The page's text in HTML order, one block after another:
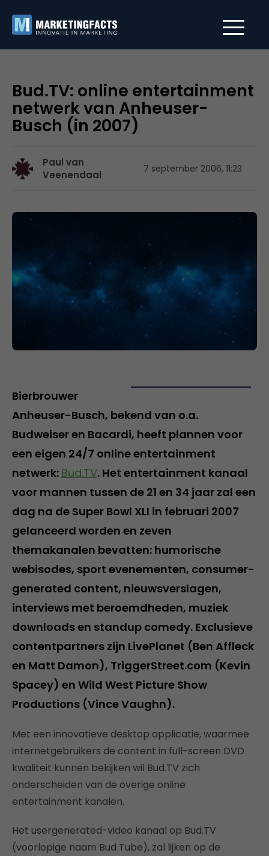
Bud.TV: online entertainment
netwerk van Anheuser-
Busch (in 2007)
Paul van
Veenendaal
7 september 2006, 11:23
Bierbrouwer
Anheuser-Busch, bekend van o.a.
Budweiser en Bacardi, heeft plannen voor
een eigen 24/7 online entertainment
netwerk: Bud.TV. Het entertainment kanaal
voor mannen tussen de 21 en 34 jaar zal een
dag na de Super Bowl XLI in februari 2007
gelanceerd worden en zeven
themakanalen bevatten: humorische
webisodes, sport evenementen, consumer-
generated content, nieuwsverslagen,
interviews met beroemdheden, muziek
downloads en standup comedy. Exclusieve
contentpartners zijn LivePlanet (Ben Affleck
en Matt Damon), TriggerStreet.com (Kevin
Spacey) en Wild West Picture Show
Productions (Vince Vaughn).
Met een innovatieve desktop applicatie, waarmee
internetgebruikers de content in full-screen DVD
kwaliteit kunnen bekijken wil Bud.TV zich
onderscheiden van de overige online
entertainment kanalen.
Het usergenerated-video kanaal op Bud.TV
(voorlopige naam Bud Tube), zal lijken op de